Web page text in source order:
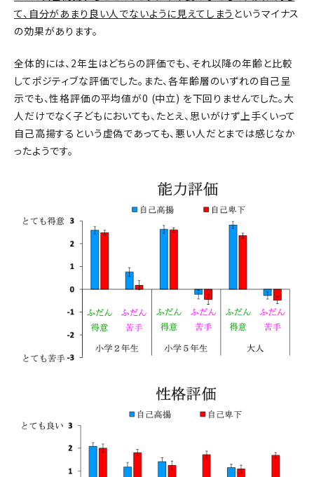
て、自分があまり良い人でないように見えてしまう というマイナス
の効果があります。
全体的には、2年生はどちらの評価でも、それ以降の年齢と比較
してポジティブな評価でした。また、各年齢層のいずれの自己呈
示でも、性格評価の平均値が0 (中立) を下回りませんでした。大
人だけでなく子どもにおいても、たとえ、思いがけず上手くいって
自己高揚するという虚偽であっても、悪い人だとまでは感じなか
ったようです。